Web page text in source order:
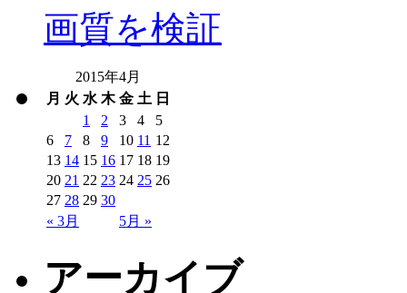
画質を検証
2015年4月
月 火 水 木 金 土 日
« 3月 5月 »
1 2 3 4
5
6
7 8 9 10 11 12
13 14 15 16 17 18 19
20 21 22 23 24 25 26
27 28 29 30
アーカイブ